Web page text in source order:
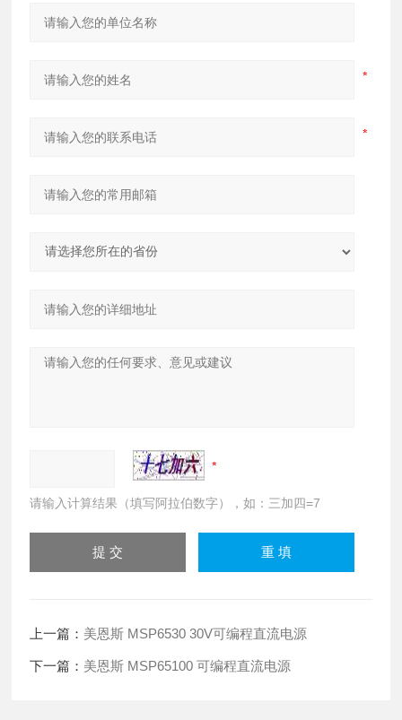
请输入计算结果（填写阿拉伯数字），如：三加四=7
上一篇： 美恩斯 MSP6530 30V可编程直流电源
下一篇： 美恩斯 MSP65100 可编程直流电源